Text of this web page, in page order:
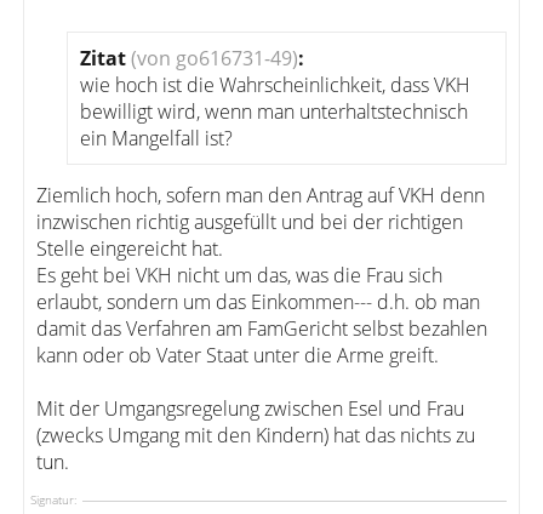
Zitat(von go616731-49):
wie hoch ist die Wahrscheinlichkeit, dass VKH
bewilligt wird, wenn man unterhaltstechnisch
ein Mangelfall ist?
Ziemlich hoch, sofern man den Antrag auf VKH denn
inzwischen richtig ausgefüllt und bei der richtigen
Stelle eingereicht hat.
Es geht bei VKH nicht um das, was die Frau sich
erlaubt, sondern um das Einkommen--- d.h. ob man
damit das Verfahren am FamGericht selbst bezahlen
kann oder ob Vater Staat unter die Arme greift.
Mit der Umgangsregelung zwischen Esel und Frau
(zwecks Umgang mit den Kindern) hat das nichts zu
tun.
Signatur: